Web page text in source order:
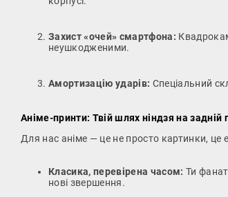
Захист «очей» смартфона:
неушкодженими.
Амортизацію ударів: Спеціальний
Аніме-принти: Твій шлях ніндзя на задній
Для нас аніме — це не просто картинки, це
Класика, перевірена часом: Ти
нові звершення.